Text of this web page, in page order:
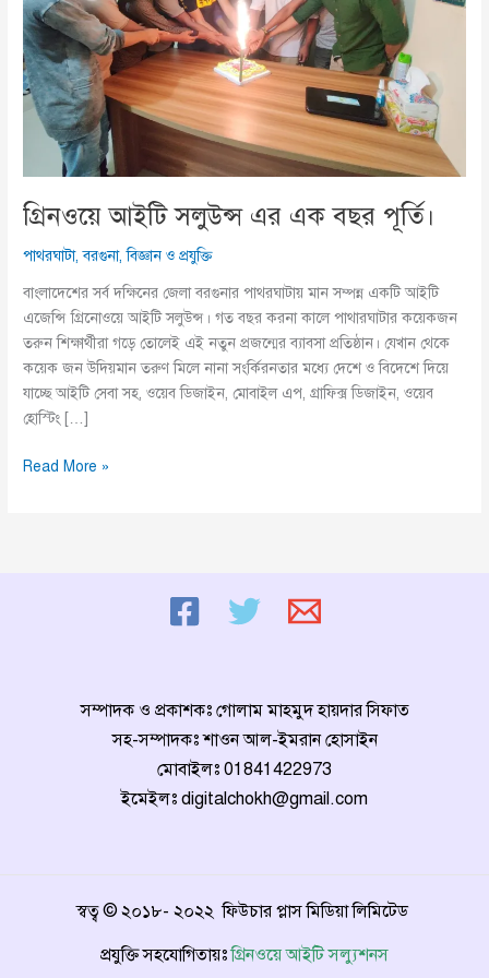
গ্রিনওয়ে আইটি সলুউন্স এর এক বছর পূর্তি।
পাথরঘাটা,বরগুনা,বিজ্ঞান ও প্রযুক্তি
বাংলাদেশের সর্ব দক্ষিনের জেলা বরগুনার পাথরঘাটায় মান সম্পন্ন একটি আইটি
এজেন্সি গ্রিনোওয়ে আইটি সলুউন্স। গত বছর করনা কালে পাথারঘাটার কয়েকজন
তরুন শিক্ষার্থীরা গড়ে তোলেই এই নতুন প্রজন্মের ব্যাবসা প্রতিষ্ঠান। যেখান থেকে
কয়েক জন উদিয়মান তরুণ মিলে নানা সংর্কিরনতার মধ্যে দেশে ও বিদেশে দিয়ে
যাচ্ছে আইটি সেবা সহ, ওয়েব ডিজাইন, মোবাইল এপ, গ্রাফিক্স ডিজাইন, ওয়েব
হোস্টিং […]
গ্রিনওয়ে
Read More »
সম্পাদক ও প্রকাশকঃ গোলাম মাহমুদ হায়দার সিফাত
সহ-সম্পাদকঃ শাওন আল-ইমরান হোসাইন
মোবাইলঃ 01841422973
ইমেইলঃ digitalchokh@gmail.com
স্বত্ব © ২০১৮- ২০২২ ফিউচার প্লাস মিডিয়া লিমিটেড
প্রযুক্তি সহযোগিতায়ঃ গ্রিনওয়ে আইটি সল্যুশনস